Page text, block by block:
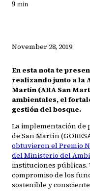
9 min
November 28, 2019
En esta nota te
realizando junto a la
Martín (ARA San
ambientales, el
gestión del bosque.
La implementación de
de San Martín
obtuvieron el Premio
del Ministerio del
instituciones
compromiso de los
sostenible y